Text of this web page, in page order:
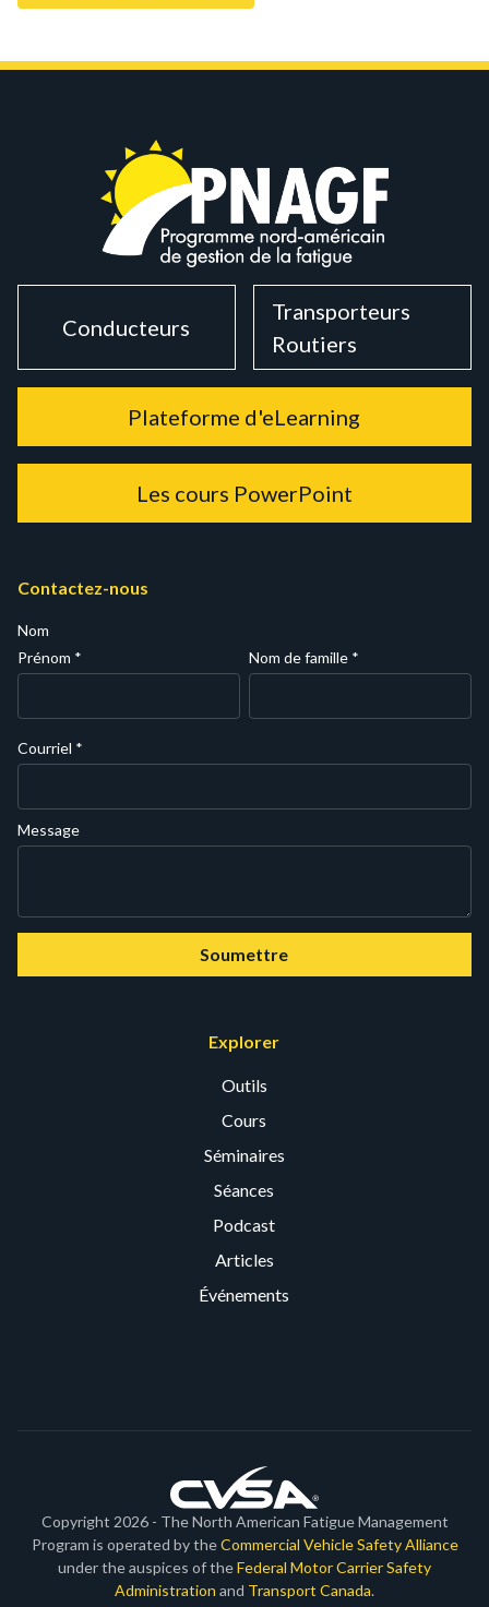
Conducteurs
Transporteurs
Routiers
Plateforme d'eLearning
Les cours PowerPoint
Contactez-nous
Nom
Prénom * Nom de famille *
Courriel *
Message
Soumettre
Explorer
Outils
Cours
Séminaires
Séances
Podcast
Articles
Événements
Copyright 2026 - The North American Fatigue Management
Program is operated by theCommercial Vehicle Safety Alliance
under the auspices of theFederal Motor Carrier Safety
Administration and Transport Canada.